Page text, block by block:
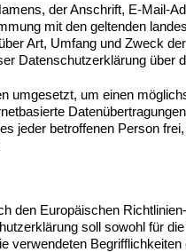
der Anschrift, E-Mail-
mit den geltenden
Art, Umfang und Zweck
Datenschutzerklärung über
umgesetzt, um einen
jeder betroffenen Person
den Europäischen
soll sowohl für
verwendeten Begrifflichkeiten